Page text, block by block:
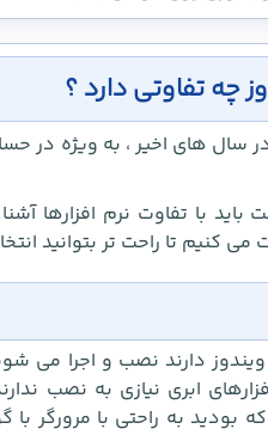
چه تفاوتی دارد ؟
سال های اخیر ، به ویژه در
با تفاوت نرم افزارها
کنیم تا راحت تر بتوانید
دارند نصب و اجرا می
ابری نیازی به نصب
به راحتی با مرورگر با